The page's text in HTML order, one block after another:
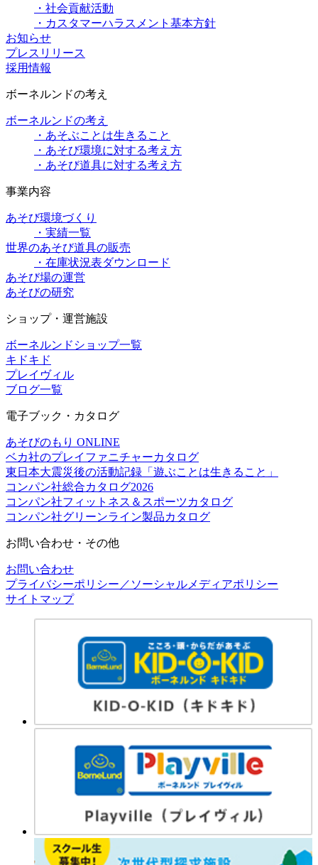
・社会貢献活動
・カスタマーハラスメント基本方針
お知らせ
プレスリリース
採用情報
ボーネルンドの考え
ボーネルンドの考え
・あそぶことは生きること
・あそび環境に対する考え方
・あそび道具に対する考え方
事業内容
あそび環境づくり
・実績一覧
世界のあそび道具の販売
・在庫状況表ダウンロード
あそび場の運営
あそびの研究
ショップ・運営施設
ボーネルンドショップ一覧
キドキド
プレイヴィル
ブログ一覧
電子ブック・カタログ
あそびのもり ONLINE
ベカ社のプレイファニチャーカタログ
東日本大震災後の活動記録「遊ぶことは生きること」
コンパン社総合カタログ2026
コンパン社フィットネス＆スポーツカタログ
コンパン社グリーンライン製品カタログ
お問い合わせ・その他
お問い合わせ
プライバシーポリシー／ソーシャルメディアポリシー
サイトマップ